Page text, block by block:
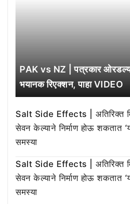
PAK vs NZ | पत्रकार
भयानक रिएक्शन, पाहा VIDEO
Salt Side Effects | अतिरिक्त
सेवन केल्याने निर्माण होऊ शकतात
समस्या
Salt Side Effects | अतिरिक्त
सेवन केल्याने निर्माण होऊ शकतात
समस्या